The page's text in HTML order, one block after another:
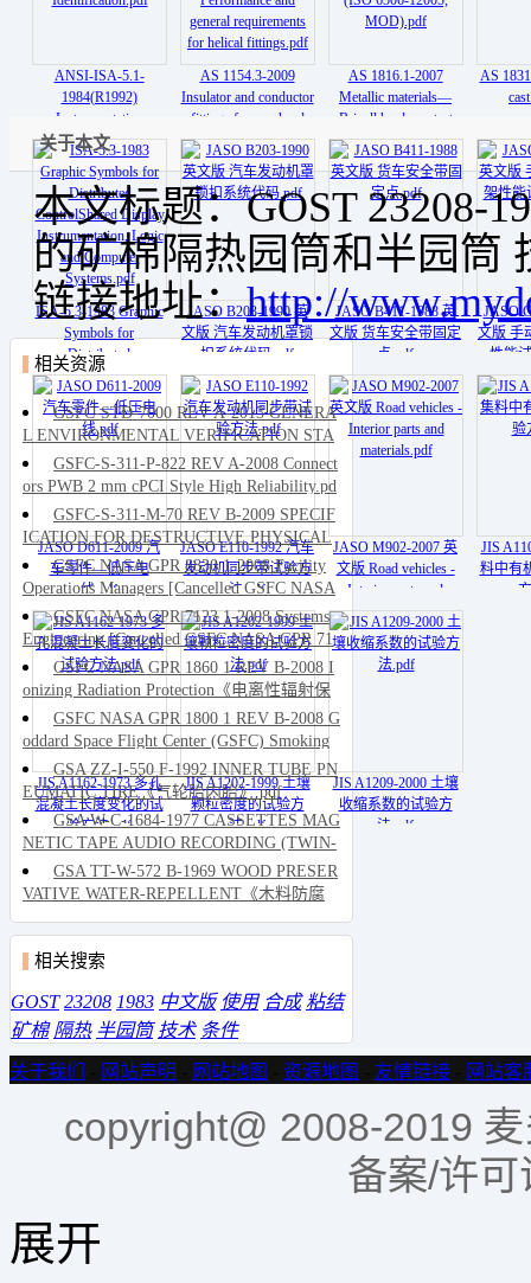
ANSI-ISA-5.1-
1984(R1992)
Instrumentation
Symbols and
Identification.pdf
AS 1154.3-2009
Insulator and conductor
fittings for overhead
power lines - Part 3
Performance and
general requirements
for helical fittings.pdf
AS 1816.1-2007
Metallic materials—
Brinell hardness test
Method 1 Test method
(ISO 6506-12005,
MOD).pdf
AS
ISA-5.3-1983 Graphic
Symbols for
Distributed
ControlShared Display
Instrumentation, Logic
and Computer
Systems.pdf
JASO B203-1990 英
文版 汽车发动机罩锁
扣系统代码.pdf
JASO B411-1988 英
文版 货车安全带固定
点.pdf
JASO
文版 手
性能
JASO D611-2009 汽
车零件—低压电
线.pdf
JASO E110-1992 汽车
发动机同步带试验方
法.pdf
JASO M902-2007 英
文版 Road vehicles -
Interior parts and
materials.pdf
JIS
料中有
JIS A1162-1973 多孔
混凝土长度变化的试
验方法.pdf
JIS A1202-1999 土壤
颗粒密度的试验方
法.pdf
JIS A1209-2000 土壤
收缩系数的试验方
法.pdf
关于本文
本文标题：GOST 23208-
的矿棉隔热园筒和半园筒
链接地址：http://
相关资源
GSFC-STD-7000 REV A-2013 GENERA
L ENVIRONMENTAL VERIFICATION STA
NDARD (GEVS).pdf
GSFC-S-311-P-822 REV A-2008 Connect
ors PWB 2 mm cPCI Style High Reliability.pd
f
GSFC-S-311-M-70 REV B-2009 SPECIF
ICATION FOR DESTRUCTIVE PHYSICAL
ANALYSIS (DPA)《物理破坏性分析(DPA)
规范》.pdf
GSFC NASA GPR 8830 1-2008 Facility
Operations Managers [Cancelled GSFC NASA
GMI 7234 2]《设备操作管理员[GSFC NAS
A GMI 7234 2作废]》.pdf
GSFC NASA GPR 7123 1-2008 Systems
Engineering [Cancelled GSFC NASA GPR 71
20 5 REV A GSFC NASA GPR 7120 5]《系
统工程[GSFC NASA GPR 7120 5修订本A和
GSFC NASA GPR 7120 5作废]》.pdf
GSFC NASA GPR 1860 1 REV B-2008 I
onizing Radiation Protection《电离性辐射保
护》.pdfGSFC NASA GPR 1800 1 REV B-2008 G
oddard Space Flight Center (GSFC) Smoking
Guidelines《戈达德宇航中心(GSFC)的吸烟
指南》.pdf
GSA ZZ-I-550 F-1992 INNER TUBE PN
EUMATIC TIRE《气轮胎内胎》.pdf
GSA W-C-1684-1977 CASSETTES MAG
NETIC TAPE AUDIO RECORDING (TWIN-
HUB COPLANAR)《音频记录盒式磁带(同
面双中枢)》.pdf
GSA TT-W-572 B-1969 WOOD PRESER
VATIVE WATER-REPELLENT《木料防腐
剂 憎水剂》.pdf
相关搜索
GOST 23208 1983 中文版 使用 合成 粘结
矿棉 隔热 半园筒 技术 条件
关于我们 网站声明 网站地图 资源地图 友情链接 网站客
copyright@ 2008-2019
备案/许
展开